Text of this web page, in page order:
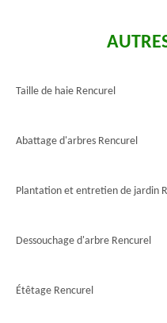
Taille de haie Rencurel
Abattage d'arbres Rencurel
Plantation et entretien de jardin
Dessouchage d'arbre Rencurel
Étêtage Rencurel